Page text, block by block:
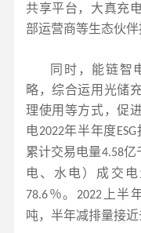
共享平台，大真充
部运营商等生态伙伴
同时，能链智
略，综合运用光储
理使用等方式，促
电2022年半年度ESG
累计交易电量4.58亿
电、水电）成交电
78.6％。 2022上半
吨，半年减排量接